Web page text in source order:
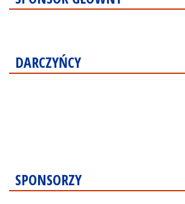
DARCZYŃCY
SPONSORZY